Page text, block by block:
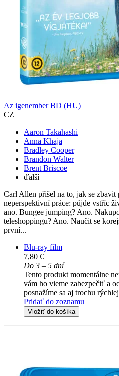
Az igenember BD (HU)
CZ
Aaron Takahashi
Anna Khaja
Bradley Cooper
Brandon Walter
Brent Briscoe
ďalší
Carl Allen přišel na to, jak se zbavit
neperspektivní práce: půjde vstříc
ano. Bungee jumping? Ano.
teleshoppingu? Ano. Naučit se
první...
Blu-ray film
7,80 €
Do 3 – 5 dní
Tento produkt momentálne
vám ho vieme zabezpečiť a
posnažíme sa aj trochu
Pridať do zoznamu
Vložiť do košíka